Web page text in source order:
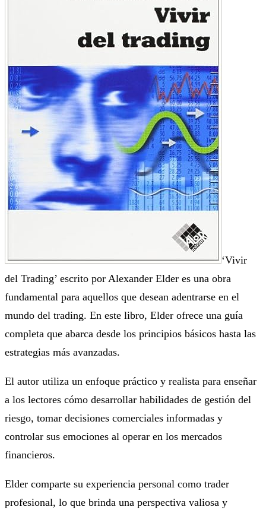
‘Vivir
del Trading’ escrito por Alexander Elder es una obra
fundamental para aquellos que desean adentrarse en el
mundo del trading. En este libro, Elder ofrece una guía
completa que abarca desde los principios básicos hasta las
estrategias más avanzadas.
El autor utiliza un enfoque práctico y realista para enseñar
a los lectores cómo desarrollar habilidades de gestión del
riesgo, tomar decisiones comerciales informadas y
controlar sus emociones al operar en los mercados
financieros.
Elder comparte su experiencia personal como trader
profesional, lo que brinda una perspectiva valiosa y